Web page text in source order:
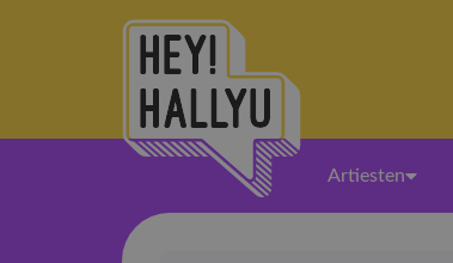
Artiesten